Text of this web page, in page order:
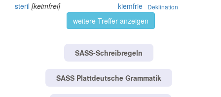
steril [keimfrei] kiemfrie Deklination
weitere Treffer anzeigen
SASS-Schreibregeln
SASS Plattdeutsche Grammatik